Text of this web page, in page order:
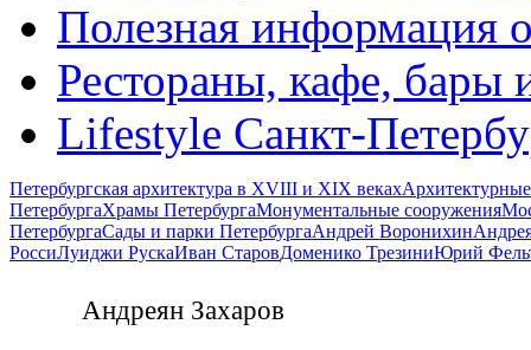
Полезная информация
Рестораны, кафе, бары
Lifestyle Санкт-
Петербургская архитектура в XVIII и XIX веках
ПетербургаХрамы ПетербургаМонументальные сооружения
ПетербургаСады и парки ПетербургаАндрей Воронихин
РоссиЛуиджи РускаИван СтаровДоменико ТрезиниЮрий
Андреян Захаров